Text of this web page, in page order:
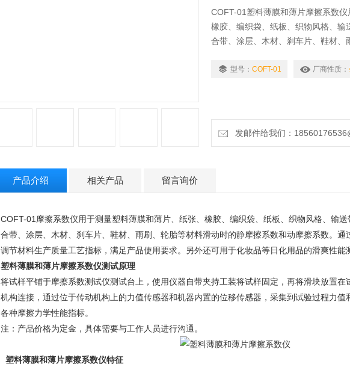
COFT-01塑料薄膜和薄片摩擦系数仪
橡胶、编织袋、纸板、织物风格、输
合带、涂层、木材、刹车片、鞋材、
量工艺指标，满足产品使用要求。另
型号： COFT-01 厂商性质：
发邮件给我们：
产品介绍 相关产品 留言询价
COFT-01摩擦系数仪用于测量塑料薄膜和薄片、纸张、橡胶、编织袋、纸板、织物风格、输
合带、涂层、木材、刹车片、鞋材、雨刷、轮胎等材料滑动时的静摩擦系数和动摩擦系数。通
调节材料生产质量工艺指标，满足产品使用要求。另外还可用于化妆品等日化用品的滑爽性能
塑料薄膜和薄片摩擦系数仪测试原理
将试样平铺于摩擦系数测试仪测试台上，使用仪器自带夹持工装将试样固定，再将滑块放置在
机构连接，通过位于传动机构上的力值传感器和机器内置的位移传感器，采集到试验过程力值
各种摩擦力学性能指标。
注：产品价格为定金，具体需要与工作人员进行沟通。
塑料薄膜和薄片摩擦系数仪特征